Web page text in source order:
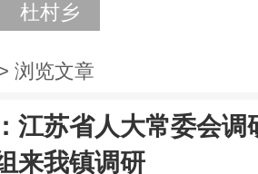
杜村乡
浏览文章
江苏省人大常委会调
来我镇调研